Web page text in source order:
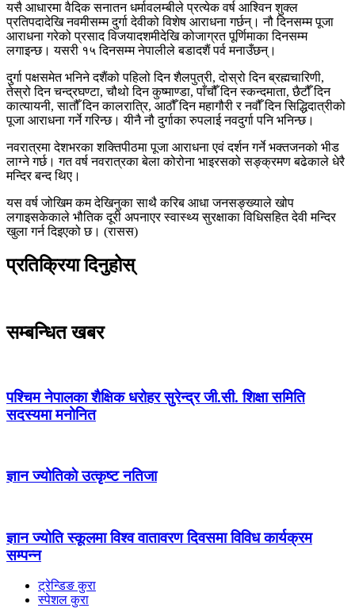
यसै आधारमा वैदिक सनातन धर्मावलम्बीले प्रत्येक वर्ष आश्विन शुक्ल
प्रतिपदादेखि नवमीसम्म दुर्गा देवीको विशेष आराधना गर्छन्। नौ दिनसम्म पूजा
आराधना गरेको प्रसाद विजयादशमीदेखि कोजाग्रत पूर्णिमाका दिनसम्म
लगाइन्छ। यसरी १५ दिनसम्म नेपालीले बडादशैं पर्व मनाउँछन्।
दुर्गा पक्षसमेत भनिने दशैंको पहिलो दिन शैलपुत्री, दोस्रो दिन ब्रह्मचारिणी,
तेस्रो दिन चन्द्रघण्टा, चौथो दिन कुष्माण्डा, पाँचौँ दिन स्कन्दमाता, छैटौँ दिन
कात्यायनी, सातौँ दिन कालरात्रि, आठौँ दिन महागौरी र नवौँ दिन सिद्धिदात्रीको
पूजा आराधना गर्ने गरिन्छ। यीनै नौ दुर्गाका रुपलाई नवदुर्गा पनि भनिन्छ।
नवरात्रमा देशभरका शक्तिपीठमा पूजा आराधना एवं दर्शन गर्ने भक्तजनको भीड
लाग्ने गर्छ। गत वर्ष नवरात्रका बेला कोरोना भाइरसको सङ्क्रमण बढेकाले धेरै
मन्दिर बन्द थिए।
यस वर्ष जोखिम कम देखिनुका साथै करिब आधा जनसङ्ख्याले खोप
लगाइसकेकाले भौतिक दूरी अपनाएर स्वास्थ्य सुरक्षाका विधिसहित देवी मन्दिर
खुला गर्न दिइएको छ। (रासस)
प्रतिक्रिया दिनुहोस्
सम्बन्धित खबर
पश्चिम नेपालका शैक्षिक धरोहर सुरेन्द्र जी.सी. शिक्षा समिति
सदस्यमा मनोनित
ज्ञान ज्योतिकाे उत्कृष्ट नतिजा
ज्ञान ज्योति स्कूलमा विश्व वातावरण दिवसमा विविध कार्यक्रम
सम्पन्न
ट्रेन्डिङ कुरा
स्पेशल कुरा